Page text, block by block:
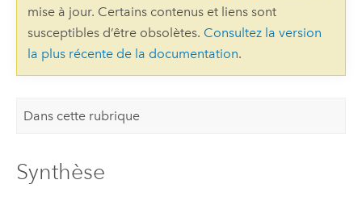
mise à jour. Certains contenus et liens sont
susceptibles d’être obsolètes. Consultez la version
la plus récente de la documentation.
Dans cette rubrique
Synthèse